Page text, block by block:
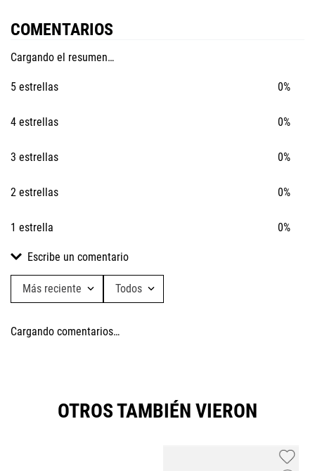
COMENTARIOS
Cargando el resumen…
5 estrellas 0%
4 estrellas 0%
3 estrellas 0%
2 estrellas 0%
1 estrella 0%
Escribe un comentario
Califica el producto de 1 a 5 estrellas
★★★★
Más reciente Todos
Cargando comentarios…
OTROS TAMBIÉN VIERON